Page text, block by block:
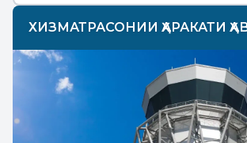
ХИЗМАТРАСОНИИ ҲАРАКАТИ